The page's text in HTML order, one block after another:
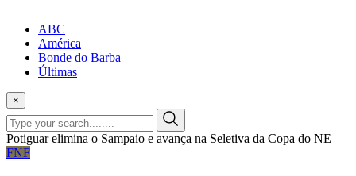
ABC
América
Bonde do Barba
Últimas
×
Potiguar elimina o Sampaio e avança na Seletiva da Copa do NE
FNF